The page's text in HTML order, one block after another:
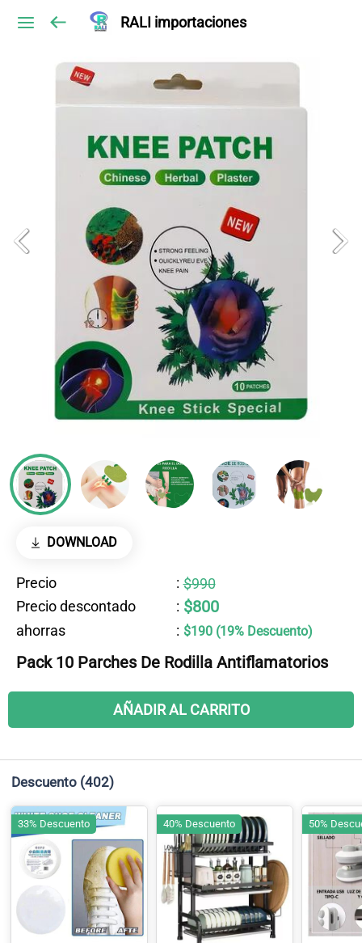
RALI importaciones
DOWNLOAD
Precio : $990
Precio descontado
: $800
ahorras : $190 (19% Descuento)
Pack 10 Parches De Rodilla Antiflamatorios
AÑADIR AL CARRITO
Descuento (402)
33% Descuento 40% Descuento 50%